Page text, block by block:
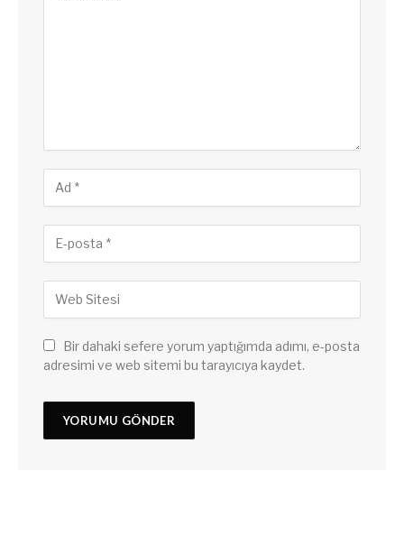
Bir dahaki sefere yorum yaptığımda adımı, e-posta
adresimi ve web sitemi bu tarayıcıya kaydet.